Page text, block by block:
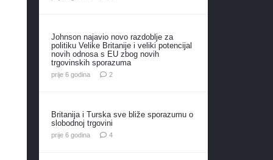
Johnson najavio novo razdoblje za
politiku Velike Britanije i veliki potencijal
novih odnosa s EU zbog novih
trgovinskih sporazuma
prije 6 godina 2komentara
Britanija i Turska sve bliže sporazumu o
slobodnoj trgovini
prije 6 godina 4komentara